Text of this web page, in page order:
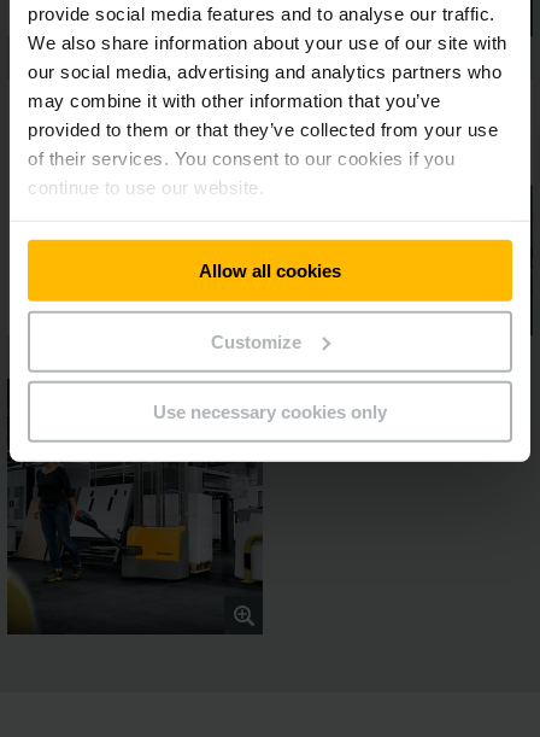
provide social media features and to analyse our traffic.
We also share information about your use of our site with
our social media, advertising and analytics partners who
may combine it with other information that you’ve
provided to them or that they’ve collected from your use
of their services. You consent to our cookies if you
continue to use our website.
Allow all cookies
Customize
Use necessary cookies only